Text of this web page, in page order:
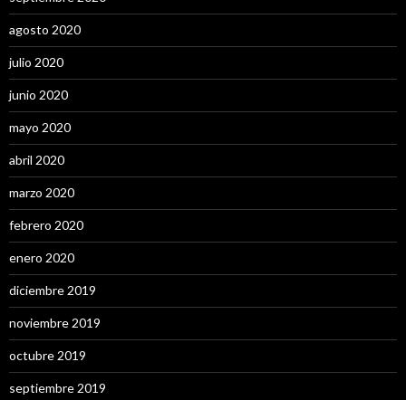
agosto 2020
julio 2020
junio 2020
mayo 2020
abril 2020
marzo 2020
febrero 2020
enero 2020
diciembre 2019
noviembre 2019
octubre 2019
septiembre 2019